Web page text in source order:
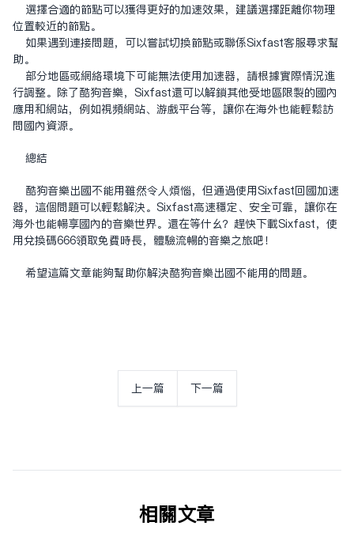
选择合适的节点可以获得更好的加速效果，建议选择距离你物理
位置较近的节点。
如果遇到连接问题，可以尝试切换节点或联系Sixfast客服寻求帮
助。
部分地区或网络环境下可能无法使用加速器，请根据实际情况进
行调整。除了酷狗音乐，Sixfast还可以解锁其他受地区限制的国内
应用和网站，例如视频网站、游戏平台等，让你在海外也能轻松访
问国内资源。
总结
酷狗音乐出国不能用虽然令人烦恼，但通过使用Sixfast回国加速
器，这个问题可以轻松解决。Sixfast高速稳定、安全可靠，让你在
海外也能畅享国内的音乐世界。还在等什么？赶快下载Sixfast，使
用兑换码666领取免费时长，体验流畅的音乐之旅吧！
希望这篇文章能够帮助你解决酷狗音乐出国不能用的问题。
上一篇 下一篇
相关文章